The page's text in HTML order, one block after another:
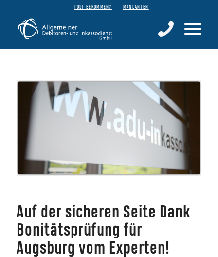
POST BEKOMMEN? MANDANTEN
Auf der sicheren Seite Dank
Bonitätsprüfung für
Augsburg vom Experten!